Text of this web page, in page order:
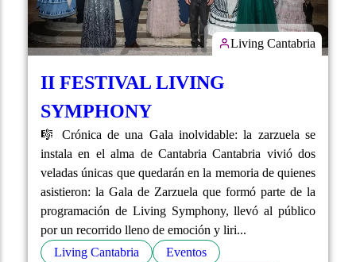
Living Cantabria
II FESTIVAL LIVING
SYMPHONY
🎼 Crónica de una Gala inolvidable: la zarzuela se
instala en el alma de Cantabria Cantabria vivió dos
veladas únicas que quedarán en la memoria de quienes
asistieron: la Gala de Zarzuela que formó parte de la
programación de Living Symphony, llevó al público
por un recorrido lleno de emoción y liri...
Living Cantabria
Eventos